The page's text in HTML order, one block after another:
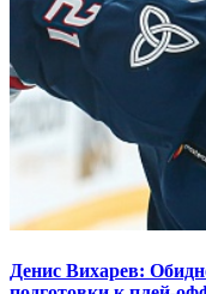
Денис Вихарев: